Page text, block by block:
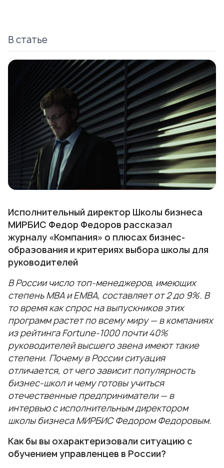
В статье
Исполнительный директор Школы бизнеса
МИРБИС Федор Федоров рассказал
журналу «Компания» о плюсах бизнес-
образования и критериях выбора школы для
руководителей
В России число топ-менеджеров, имеющих
степень MBA и EMBA, составляет от 2 до 9%. В
то время как спрос на выпускников этих
программ растет по всему миру — в компаниях
из рейтинга Fortune-1000 почти 40%
руководителей высшего звена имеют такие
степени. Почему в России ситуация
отличается, от чего зависит популярность
бизнес-школ и чему готовы учиться
отечественные предприниматели — в
интервью с исполнительным директором
школы бизнеса МИРБИС Федором Федоровым.
Как бы вы охарактеризовали ситуацию с
обучением управленцев в России?